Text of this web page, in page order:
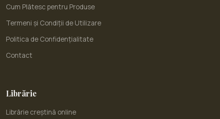
Cum Plătesc pentru Produse
Termeni și Condiții de Utilizare
Politica de Confidențialitate
Contact
Librărie
Librărie creștină online